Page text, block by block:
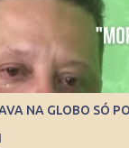
NA GLOBO SÓ